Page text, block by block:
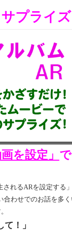
プライズ
を設定」
れるARを設定する」
わせでのお話を多く
！」